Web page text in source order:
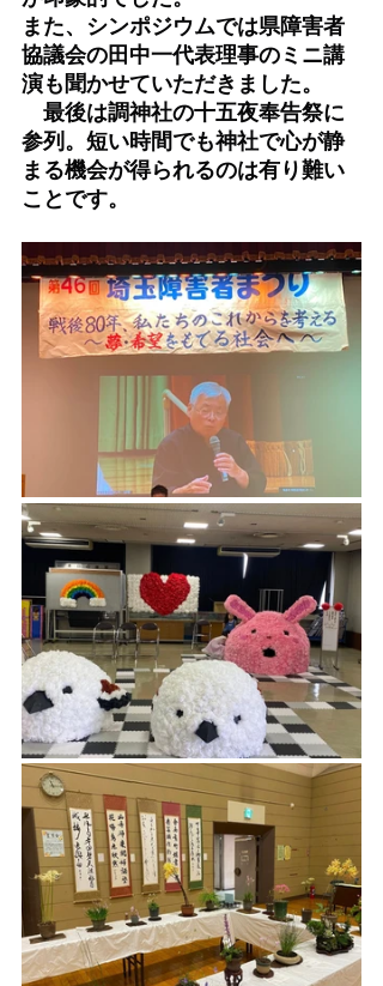
また、シンポジウムでは県障害者
協議会の田中一代表理事のミニ講
演も聞かせていただきました。
最後は調神社の十五夜奉告祭に
参列。短い時間でも神社で心が静
まる機会が得られるのは有り難い
ことです。